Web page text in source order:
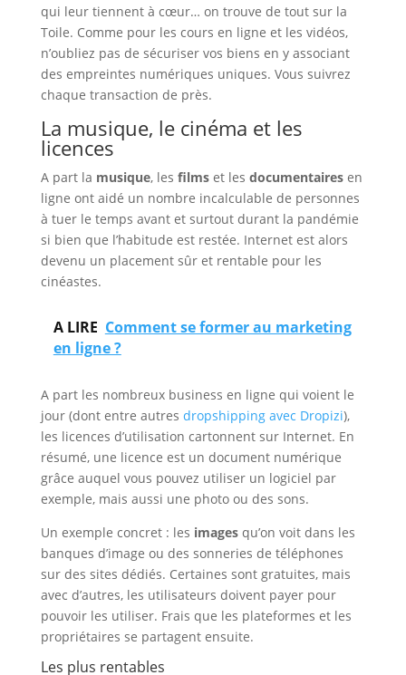
qui leur tiennent à cœur… on trouve de tout sur la
Toile. Comme pour les cours en ligne et les vidéos,
n’oubliez pas de sécuriser vos biens en y associant
des empreintes numériques uniques. Vous suivrez
chaque transaction de près.
La musique, le cinéma et les
licences
A part la musique, les filmset les documentairesen
ligne ont aidé un nombre incalculable de personnes
à tuer le temps avant et surtout durant la pandémie
si bien que l’habitude est restée. Internet est alors
devenu un placement sûr et rentable pour les
cinéastes.
A LIRE Comment se former au marketing
en ligne ?
A part les nombreux business en ligne qui voient le
jour (dont entre autres dropshipping avec Dropizi),
les licences d’utilisation cartonnent sur Internet. En
résumé, une licence est un document numérique
grâce auquel vous pouvez utiliser un logiciel par
exemple, mais aussi une photo ou des sons.
Un exemple concret : les imagesqu’on voit dans les
banques d’image ou des sonneries de téléphones
sur des sites dédiés. Certaines sont gratuites, mais
avec d’autres, les utilisateurs doivent payer pour
pouvoir les utiliser. Frais que les plateformes et les
propriétaires se partagent ensuite.
Les plus rentables